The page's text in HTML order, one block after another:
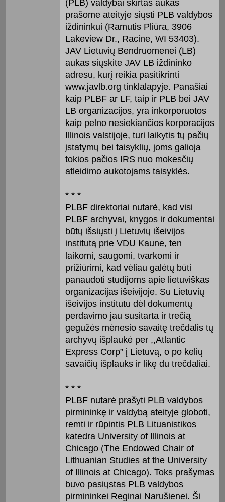
(PLB) valdybai skirtas aukas
prašome ateityje siųsti PLB valdybos
iždininkui (Ramutis Pliūra, 3906
Lakeview Dr., Racine, WI 53403).
JAV Lietuvių Bendruomenei (LB)
aukas siųskite JAV LB iždininko
adresu, kurį reikia pasitikrinti
www.javlb.org tinklalapyje. Panašiai
kaip PLBF ar LF, taip ir PLB bei JAV
LB organizacijos, yra inkorporuotos
kaip pelno nesiekiančios korporacijos
Illinois valstijoje, turi laikytis tų pačių
įstatymų bei taisyklių, joms galioja
tokios pačios IRS nuo mokesčių
atleidimo aukotojams taisyklės.
* * *
PLBF direktoriai nutarė, kad visi
PLBF archyvai, knygos ir dokumentai
būtų išsiųsti į Lietuvių išeivijos
institutą prie VDU Kaune, ten
laikomi, saugomi, tvarkomi ir
prižiūrimi, kad vėliau galėtų būti
panaudoti studijoms apie lietuviškas
organizacijas išeivijoje. Su Lietuvių
išeivijos institutu dėl dokumentų
perdavimo jau susitarta ir trečią
gegužės mėnesio savaitę trečdalis tų
archyvų išplaukė per ,,Atlantic
Express Corp” į Lietuvą, o po kelių
savaičių išplauks ir likę du trečdaliai.
* * *
PLBF nutarė prašyti PLB valdybos
pirmininkę ir valdybą ateityje globoti,
remti ir rūpintis PLB Lituanistikos
katedra University of Illinois at
Chicago (The Endowed Chair of
Lithuanian Studies at the University
of Illinois at Chicago). Toks prašymas
buvo pasiųstas PLB valdybos
pirmininkei Reginai Narušienei. Ši